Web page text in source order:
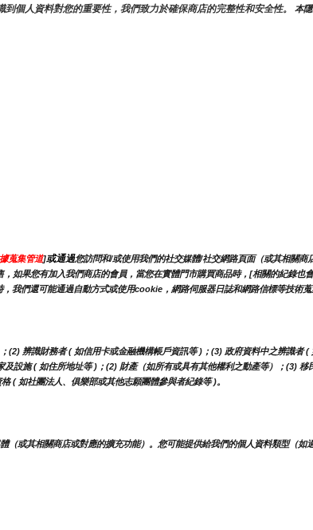
個人資料對您的重要性，我們致力於確保商店的完整性和安全性。
本
蒐集管道]或通過您訪問和/或使用我們的社交媒體/社交網路頁面（或其相關商
如果您有加入我們商店的會員，當您在實體門市購買商品時，[相關的紀錄也
我們還可能通過自動方式或使用cookie，網路伺服器日誌和網路信標等技術
辨識財務者 ( 如信用卡或金融機構帳戶資訊等 )；(3) 政府資料中之辨識者 (
設施 ( 如住所地址等 )；(2) 財產（如所有或具有其他權利之動產等）；(3) 移
( 如社團法人、俱樂部或其他志願團體參與者紀錄等 )。
（或其相關商店或對應的擴充功能）。您可能提供給我們的個人資料類型（如